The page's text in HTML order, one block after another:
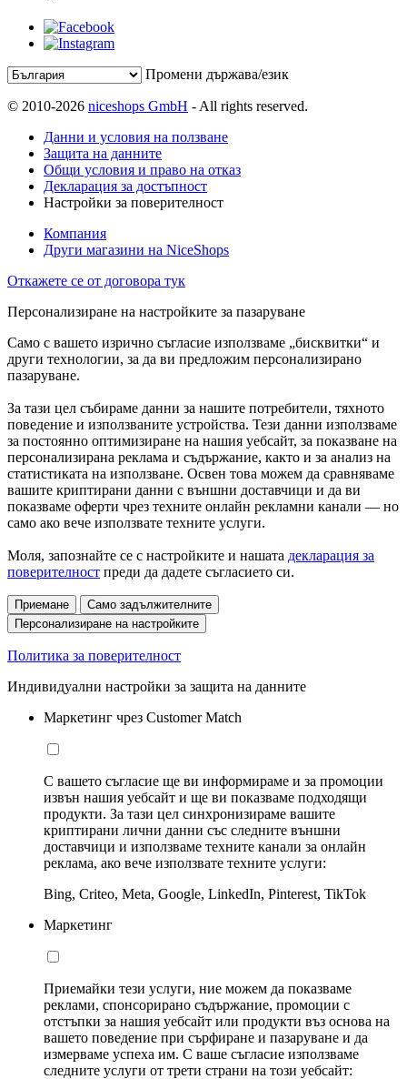
Промени държава/език
© 2010-2026 niceshops GmbH - All rights reserved.
Данни и условия на ползване
Защита на данните
Общи условия и право на отказ
Декларация за достъпност
Настройки за поверителност
Компания
Други магазини на NiceShops
Откажете се от договора тук
Персонализиране на настройките за пазаруване
Само с вашето изрично съгласие използваме „бисквитки“ и
други технологии, за да ви предложим персонализирано
пазаруване.
За тази цел събираме данни за нашите потребители, тяхното
поведение и използваните устройства. Тези данни използваме
за постоянно оптимизиране на нашия уебсайт, за показване на
персонализирана реклама и съдържание, както и за анализ на
статистиката на използване. Освен това можем да сравняваме
вашите криптирани данни с външни доставчици и да ви
показваме оферти чрез техните онлайн рекламни канали — но
само ако вече използвате техните услуги.
Моля, запознайте се с настройките и нашата декларация за
поверителност преди да дадете съгласието си.
Приемане
Само задължителните
Персонализиране на настройките
Политика за поверителност
Индивидуални настройки за защита на данните
Маркетинг чрез Customer Match
С вашето съгласие ще ви информираме и за промоции
извън нашия уебсайт и ще ви показваме подходящи
продукти. За тази цел синхронизираме вашите
криптирани лични данни със следните външни
доставчици и използваме техните канали за онлайн
реклама, ако вече използвате техните услуги:
Bing, Criteo, Meta, Google, LinkedIn, Pinterest, TikTok
Маркетинг
Приемайки тези услуги, ние можем да показваме
реклами, спонсорирано съдържание, промоции с
отстъпки за нашия уебсайт или продукти въз основа на
вашето поведение при сърфиране и пазаруване и да
измерваме успеха им. С ваше съгласие използваме
следните услуги от трети страни на този уебсайт: